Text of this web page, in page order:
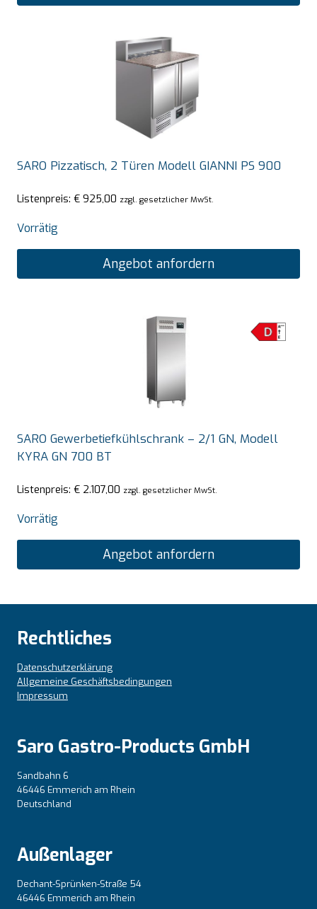
SARO Pizzatisch, 2 Türen Modell GIANNI PS 900
Listenpreis: € 925,00 zzgl. gesetzlicher MwSt.
Vorrätig
Angebot anfordern
SARO Gewerbetiefkühlschrank – 2/1 GN, Modell
KYRA GN 700 BT
Listenpreis: € 2.107,00 zzgl. gesetzlicher MwSt.
Vorrätig
Angebot anfordern
Rechtliches
Datenschutzerklärung
Allgemeine Geschäftsbedingungen
Impressum
Saro Gastro-Products GmbH
Sandbahn 6
46446 Emmerich am Rhein
Deutschland
Außenlager
Dechant-Sprünken-Straße 54
46446 Emmerich am Rhein